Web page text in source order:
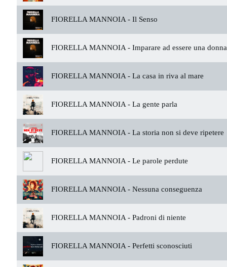
FIORELLA MANNOIA - Il Senso
FIORELLA MANNOIA - Imparare ad essere una donna
FIORELLA MANNOIA - La casa in riva al mare
FIORELLA MANNOIA - La gente parla
FIORELLA MANNOIA - La storia non si deve ripetere
FIORELLA MANNOIA - Le parole perdute
FIORELLA MANNOIA - Nessuna conseguenza
FIORELLA MANNOIA - Padroni di niente
FIORELLA MANNOIA - Perfetti sconosciuti